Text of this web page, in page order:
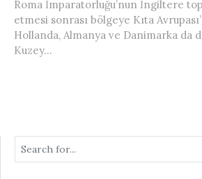
Roma İmparatorluğu’nun İngiltere
etmesi sonrası bölgeye Kıta
Hollanda, Almanya ve Danimarka da
Kuzey...